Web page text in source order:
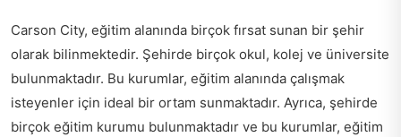
Carson City, eğitim alanında birçok fırsat sunan bir şehir
olarak bilinmektedir. Şehirde birçok okul, kolej ve üniversite
bulunmaktadır. Bu kurumlar, eğitim alanında çalışmak
isteyenler için ideal bir ortam sunmaktadır. Ayrıca, şehirde
birçok eğitim kurumu bulunmaktadır ve bu kurumlar, eğitim